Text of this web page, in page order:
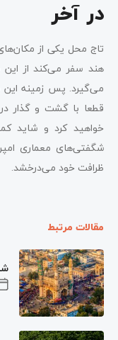
در آخر
تاج محل یکی از
هند سفر می‌کند از
می‌گیرد. پس زمینه این
قطعا با گشت و گذار
خواهید کرد و شاید
شگفتی‌های معماری
ظرافت خود می‌درخشد.
مقالات مرتبط